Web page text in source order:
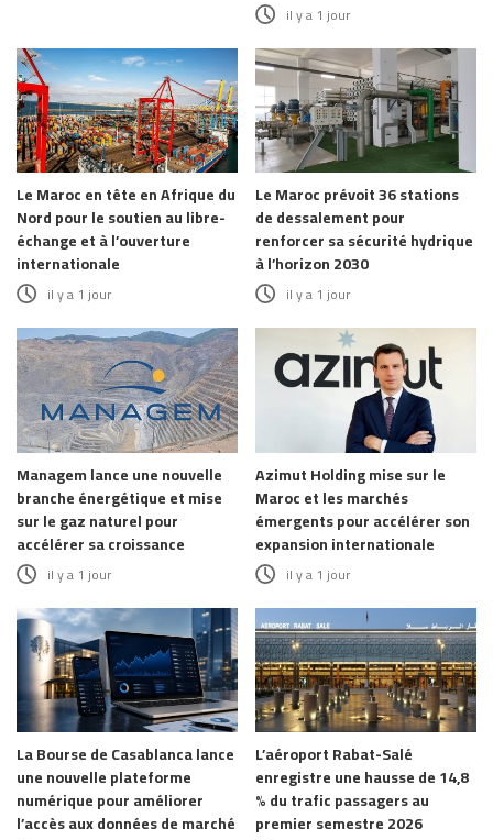
il y a 1 jour
Le Maroc en tête en Afrique du
Nord pour le soutien au libre-
échange et à l’ouverture
internationale
il y a 1 jour
Le Maroc prévoit 36 stations
de dessalement pour
renforcer sa sécurité hydrique
à l’horizon 2030
il y a 1 jour
Managem lance une nouvelle
branche énergétique et mise
sur le gaz naturel pour
accélérer sa croissance
il y a 1 jour
Azimut Holding mise sur le
Maroc et les marchés
émergents pour accélérer son
expansion internationale
il y a 1 jour
La Bourse de Casablanca lance
une nouvelle plateforme
numérique pour améliorer
l’accès aux données de marché
L’aéroport Rabat-Salé
enregistre une hausse de 14,8
% du trafic passagers au
premier semestre 2026